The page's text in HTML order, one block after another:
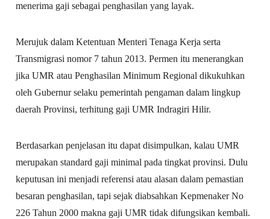
menerima gaji sebagai penghasilan yang layak.
Merujuk dalam Ketentuan Menteri Tenaga Kerja serta
Transmigrasi nomor 7 tahun 2013. Permen itu menerangkan
jika UMR atau Penghasilan Minimum Regional dikukuhkan
oleh Gubernur selaku pemerintah pengaman dalam lingkup
daerah Provinsi, terhitung gaji UMR Indragiri Hilir.
Berdasarkan penjelasan itu dapat disimpulkan, kalau UMR
merupakan standard gaji minimal pada tingkat provinsi. Dulu
keputusan ini menjadi referensi atau alasan dalam pemastian
besaran penghasilan, tapi sejak diabsahkan Kepmenaker No
226 Tahun 2000 makna gaji UMR tidak difungsikan kembali.